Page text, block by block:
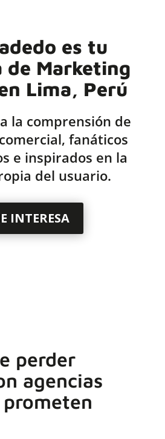
es tu
de Marketing
Lima, Perú
la comprensión de
fanáticos
e inspirados en la
del usuario.
INTERESA
perder
agencias